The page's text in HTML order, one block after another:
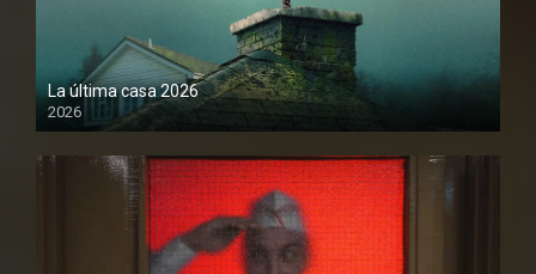
La última casa 2026
2026